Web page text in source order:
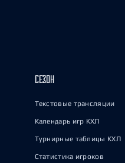
СЕЗОН
Текстовые трансляции
Календарь игр КХЛ
Турнирные таблицы КХЛ
Статистика игроков